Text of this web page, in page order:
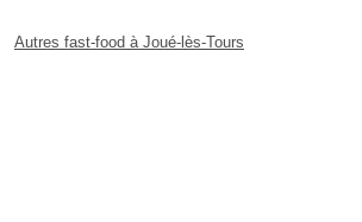
Autres fast-food à Joué-lès-Tours